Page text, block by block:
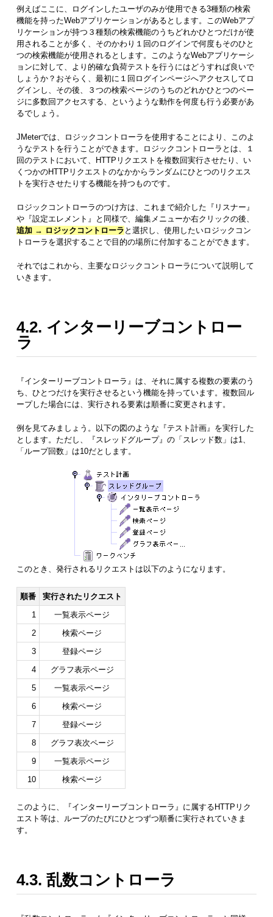
例えばここに、ログインしたユーザのみが使用できる3種類の検索
機能を持ったWebアプリケーションがあるとします。このWebアプ
リケーションが持つ３種類の検索機能のうちどれかひとつだけが使
用されることが多く、そのかわり１回のログインで何度もそのひと
つの検索機能が使用されるとします。このようなWebアプリケーシ
ョンに対して、より的確な負荷テストを行うにはどうすれば良いで
しょうか？おそらく、最初に１回ログインページへアクセスしてロ
グインし、その後、３つの検索ページのうちのどれかひとつのペー
ジに多数回アクセスする、というような動作を何度も行う必要があ
るでしょう。
JMeterでは、ロジックコントローラを使用することにより、このよ
うなテストを行うことができます。ロジックコントローラとは、１
回のテストにおいて、HTTPリクエストを複数回実行させたり、い
くつかのHTTPリクエストのなかからランダムにひとつのリクエス
トを実行させたりする機能を持つものです。
ロジックコントローラのつけ方は、これまで紹介した『リスナー』
や『設定エレメント』と同様で、編集メニューか右クリックの後、
追加 → ロジックコントローラ と選択し、使用したいロジックコン
トローラを選択することで目的の場所に付加することができます。
それではこれから、主要なロジックコントローラについて説明して
いきます。
4.2. インターリーブコントロー
ラ
『インターリーブコントローラ』は、それに属する複数の要素のう
ち、ひとつだけを実行させるという機能を持っています。複数回ル
ープした場合には、実行される要素は順番に変更されます。
例を見てみましょう。以下の図のような『テスト計画』を実行した
とします。ただし、『スレッドグループ』の「スレッド数」は1、
「ループ回数」は10だとします。
このとき、発行されるリクエストは以下のようになります。
順番
実行されたリクエスト
1
一覧表示ページ
2
検索ページ
3
登録ページ
4
グラフ表示ページ
5
一覧表示ページ
6
検索ページ
7
登録ページ
8
グラフ表次ページ
9
一覧表示ページ
10
検索ページ
このように、『インターリーブコントローラ』に属するHTTPリク
エスト等は、ループのたびにひとつずつ順番に実行されていきま
す。
4.3. 乱数コントローラ